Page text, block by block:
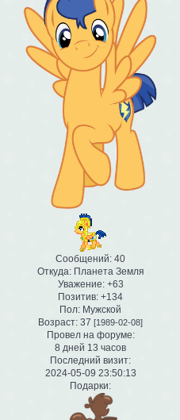
Сообщений: 40
Откуда:Планета Земля
Уважение: +63
Позитив: +134
Пол: Мужской
Возраст: 37 [1989-02-08]
Провел на форуме:
8 дней 13 часов
Последний визит:
2024-05-09 23:50:13
Подарки: